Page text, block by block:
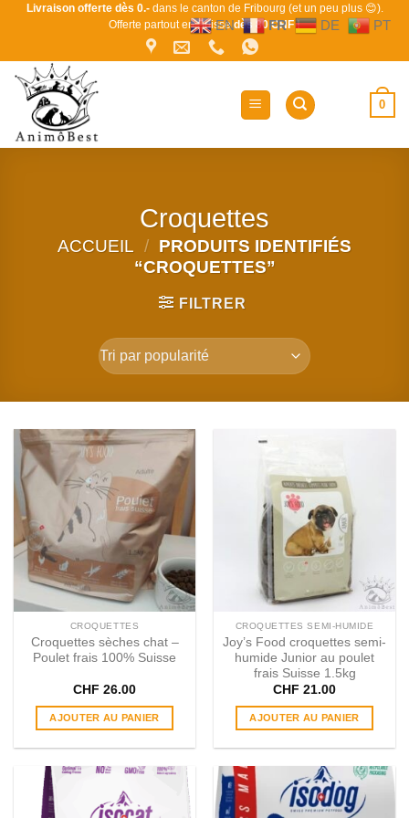
PasserLivraison offerte dès 0.-dans le canton de Fribourg (et un peu plus 😊).
Offerte partout en Suissedès 80 CHF !
0
Croquettes
ACCUEIL / PRODUITS IDENTIFIÉS
“CROQUETTES”
FILTRER
CROQUETTES
Croquettes sèches chat –
Poulet frais 100% Suisse
CHF 26.00
AJOUTER AU PANIER
CROQUETTES SEMI-HUMIDE
Joy’s Food croquettes semi-
humide Junior au poulet
frais Suisse 1.5kg
CHF 21.00
AJOUTER AU PANIER
EN FR DE PT